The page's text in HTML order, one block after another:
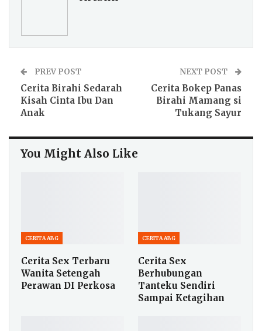
PREV POST
Cerita Birahi Sedarah
Kisah Cinta Ibu Dan
Anak
NEXT POST
Cerita Bokep Panas
Birahi Mamang si
Tukang Sayur
You Might Also Like
CERITA ABG
Cerita Sex Terbaru
Wanita Setengah
Perawan DI Perkosa
CERITA ABG
Cerita Sex
Berhubungan
Tanteku Sendiri
Sampai Ketagihan